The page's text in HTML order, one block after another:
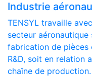
Industrie
TENSYL travaille
secteur
fabrication de pièces
R&D, soit en relation
chaîne de production.